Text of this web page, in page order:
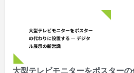
大型テレビモニターをポスター